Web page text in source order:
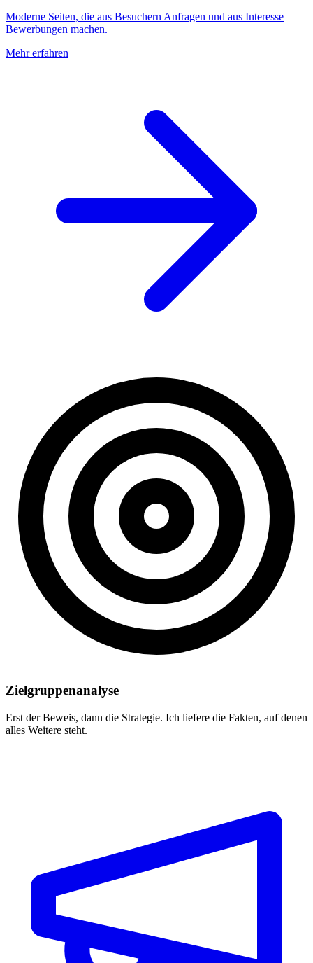
Moderne Seiten, die aus Besuchern Anfragen und aus Interesse
Bewerbungen machen.
Mehr erfahren
Zielgruppenanalyse
Erst der Beweis, dann die Strategie. Ich liefere die Fakten, auf denen
alles Weitere steht.